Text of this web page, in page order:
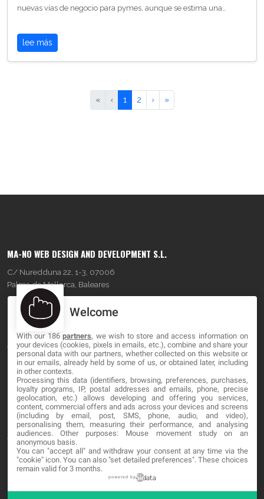
nuevas vías de negocio para pymes, aunque se estima una…
lee más
« ‹ 1 2 › »
MA-NO WEB DESIGN AND DEVELOPMENT S.L.
C/ Nuredduna 22, 1-3, 07006
Palma de Mallorca, Baleares
OUR COMPANY
About
Blog
Contact
LEGAL
Terminos y Condiciones
Política de Privacidad
Welcome
With our 186partners, we wish to store and access information on
your devices (cookies, pixels in emails, etc.), combine and share your
personal data with our partners, whether collected on this website or
in our emails, already held by some of us, or obtained later, including
in other contexts.
Processing this data (identifiers, browsing, preferences, purchases,
loyalty programs, IP, postal addresses and emails, phone, precise
geolocation, etc.) allows developing and offering you services,
content, commercial offers and ads across your devices and screens
(including by email, post, SMS, phone, audio, and video),
personalising them, measuring their performance, and analysing
audiences. Other purposes: Mouse movement study on an
anonymous basis.
You can "accept all" and withdraw your consent at any time via the
"cookie" icon. You can also "set detailed preferences". These choices
remain valid for 3 months.
powered by